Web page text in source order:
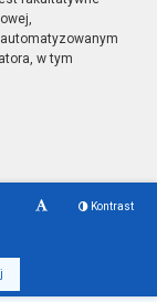
w tym
Kontrast